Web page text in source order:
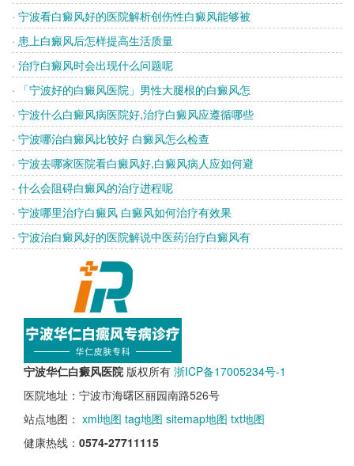
· 宁波看白癜风好的医院解析创伤性白癜风能够被
· 患上白癜风后怎样提高生活质量
· 治疗白癜风时会出现什么问题呢
· 「宁波好的白癜风医院」男性大腿根的白癜风怎
· 宁波什么白癜风病医院好,治疗白癜风应遵循哪些
· 宁波哪治白癜风比较好 白癜风怎么检查
· 宁波去哪家医院看白癜风好,白癜风病人应如何避
· 什么会阻碍白癜风的治疗进程呢
· 宁波哪里治疗白癜风 白癜风如何治疗有效果
· 宁波治白癜风好的医院解说中医药治疗白癜风有
宁波华仁白癜风医院 版权所有 浙ICP备17005234号-1
医院地址：宁波市海曙区丽园南路526号
站点地图： xml地图 tag地图 sitemap地图 txt地图
健康热线： 0574-27711115